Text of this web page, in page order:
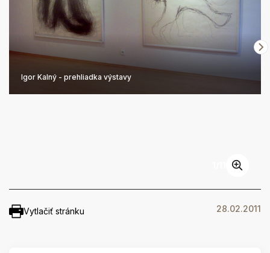
Igor Kalný - prehliadka výstavy
Vytlačiť stránku 28.02.2011